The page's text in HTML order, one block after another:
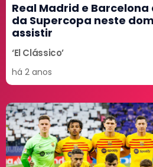
Real Madrid e
da Supercopa neste
assistir
‘El Clássico’
há 2 anos